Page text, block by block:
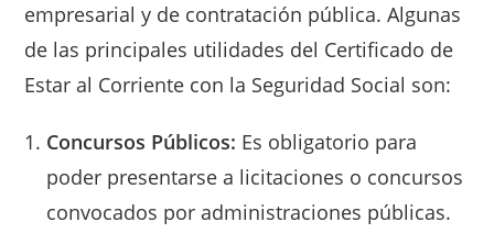
empresarial y de contratación pública. Algunas
de las principales utilidades del Certificado de
Estar al Corriente con la Seguridad Social son:
Concursos Públicos: Es obligatorio para
poder presentarse a licitaciones o concursos
convocados por administraciones públicas.